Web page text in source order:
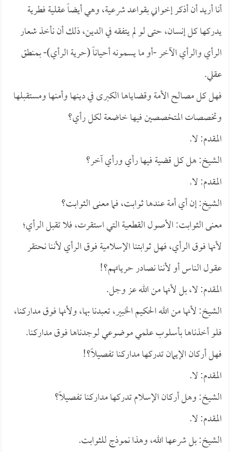
أنا أريد أن أذكر إخواني بقواعد شرعية، وهي أيضاً عقلية فطرية
يدركها كل إنسان، حتى لو لم يتفقه في الدين، ذلك أن نأخذ شعار
الرأي والرأي الآخر -أو ما يسمونه أحياناً (حرية الرأي)- بمنطق
عقلي.
فهل كل مصالح الأمة وقضاياها الكبرى في دينها وأمنها ومستقبلها
وتخصصات المتخصصين فيها خاضعة لكل رأي؟
المقدم: لا.
الشيخ: هل كل قضية فيها رأي ورأي آخر؟
المقدم: لا.
الشيخ: إن أي أمة عندها ثوابت، فما معنى الثوابت؟
معنى الثوابت: الأصول القطعية التي استقرت، فلا تقبل الرأي؛
لأنها فوق الرأي، فهل ثوابتنا الإسلامية فوق الرأي لأننا نحتقر
عقول الناس أو لأننا نصادر حرياتهم؟!
المقدم: لا، بل لأنها من الله عز وجل.
الشيخ: لأنها من الله الحكيم الخبير، تعبدنا بها، ولأنها فوق مداركنا،
فلو أخذناها بأسلوب علمي موضوعي لوجدناها فوق مداركنا.
فهل أركان الإيمان تدركها مداركنا تفصيلاً؟!
المقدم: لا.
الشيخ: وهل أركان الإسلام تدركها مداركنا تفصيلاً؟
المقدم: لا.
الشيخ: بل شرعها الله، وهذا نموذج للثوابت.